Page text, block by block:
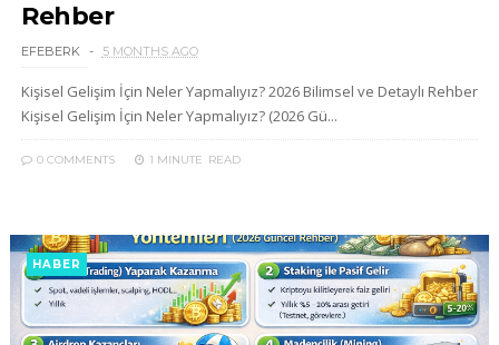
Rehber
EFEBERK 5 MONTHS AGO
Kişisel Gelişim İçin Neler Yapmalıyız? 2026 Bilimsel ve Detaylı Rehber
Kişisel Gelişim İçin Neler Yapmalıyız? (2026 Gü...
0 COMMENTS 1 MINUTE READ
HABER